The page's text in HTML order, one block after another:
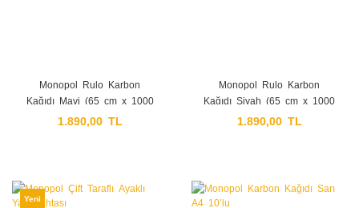
Monopol Rulo Karbon
Kağıdı Mavi (65 cm x 1000
cm)
1.890,00 TL
Monopol Rulo Karbon
Kağıdı Siyah (65 cm x 1000
cm)
1.890,00 TL
Yeni